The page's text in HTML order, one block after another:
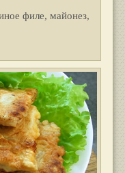
филе, майонез,